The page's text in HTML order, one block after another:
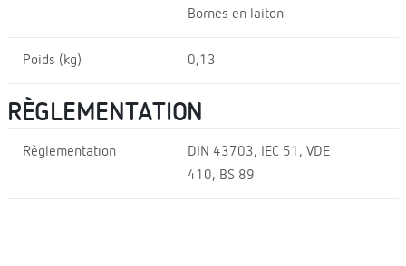
Bornes en laiton
Poids (kg) 0,13
RÈGLEMENTATION
Règlementation
DIN 43703, IEC 51, VDE
410, BS 89